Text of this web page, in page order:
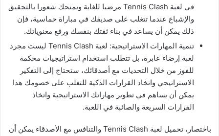
في لعبة Tennis Clash مرضيا للغاية ويمنحك شعورا بالتحقيق
والإشباع عندما تتغلب على صديقك في مباراة حماسية، فإن
ذلك يمكن أن يساعد في بناء ثقتك بنفسك ورفع معنوياتك.
تنمية المهارات الاستراتيجية: لعبة Tennis Clash ليست مجرد
لعبة إرضاء عابرة، بل تتطلب استخدام استراتيجيات محكمة
للفوز من خلال التحديات مع أصدقائك، ستحتاج إلى التفكير
الاستراتيجي واتخاذ القرارات الذكية للتغلب على خصومك هذا
يمكن أن يساهم في تطوير مهاراتك الاستراتيجية واتخاذ
القرارات السريعة والصائبة في اللعبة.
باختصار، تحميل لعبة Tennis Clash والتنافس مع الأصدقاء يمكن أن